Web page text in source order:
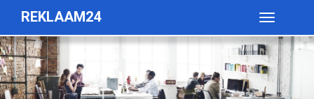
REKLAAM24
Toggle